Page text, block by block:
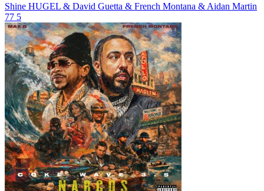
Shine HUGEL & David Guetta & French Montana & Aidan Martin
77 5